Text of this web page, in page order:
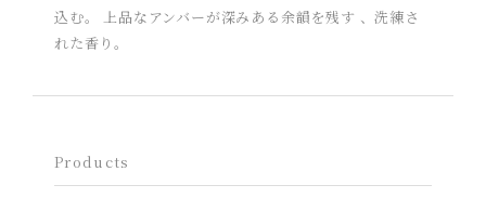
込む。 上品なアンバーが深みある余韻を残す 、洗練さ
れた香り。
Products